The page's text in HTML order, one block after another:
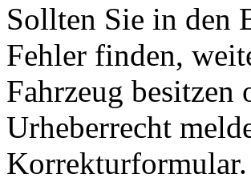
Sollten Sie in den
Fehler finden,
Fahrzeug besitzen
Urheberrecht